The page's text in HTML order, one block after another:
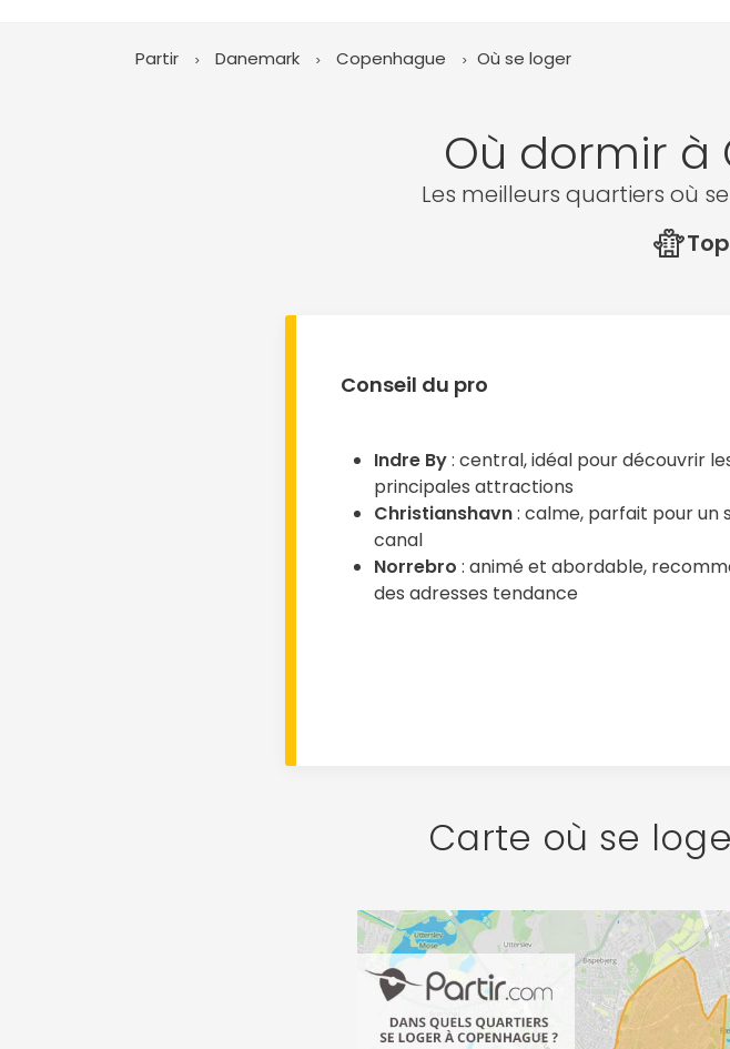
Partir Danemark Copenhague Où se loger
Où dormir à
Les meilleurs quartiers où
Conseil du pro
Indre By: central, idéal pour découvrir
principales attractions
Christianshavn: calme, parfait pour un
canal
Norrebro : animé et abordable,
des adresses tendance
Carte où se